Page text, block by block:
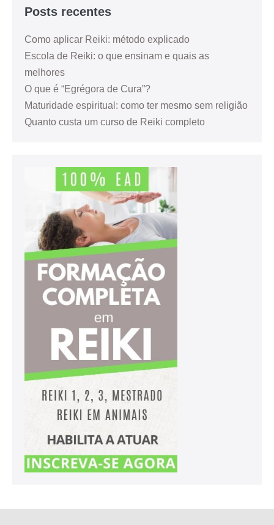
Posts recentes
Como aplicar Reiki: método explicado
Escola de Reiki: o que ensinam e quais as
melhores
O que é “Egrégora de Cura”?
Maturidade espiritual: como ter mesmo sem religião
Quanto custa um curso de Reiki completo